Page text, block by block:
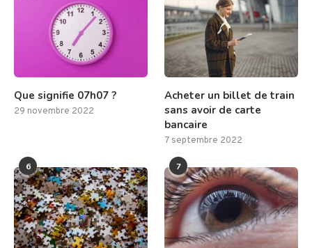
Que signifie 07h07 ?
29 novembre 2022
Acheter un billet de train
sans avoir de carte
bancaire
7 septembre 2022
6 7